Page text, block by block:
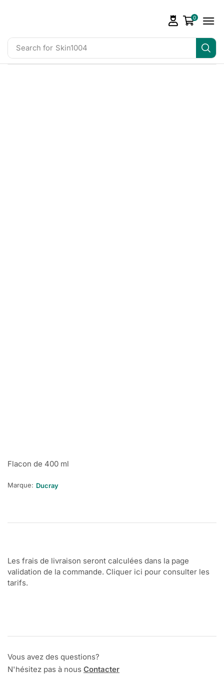
Search for Skin1004
0
Flacon de 400 ml
Marque: Ducray
Les frais de livraison seront calculées dans la page
validation de la commande. Cliquer ici pour consulter les
tarifs.
Vous avez des questions?
N'hésitez pas à nous Contacter